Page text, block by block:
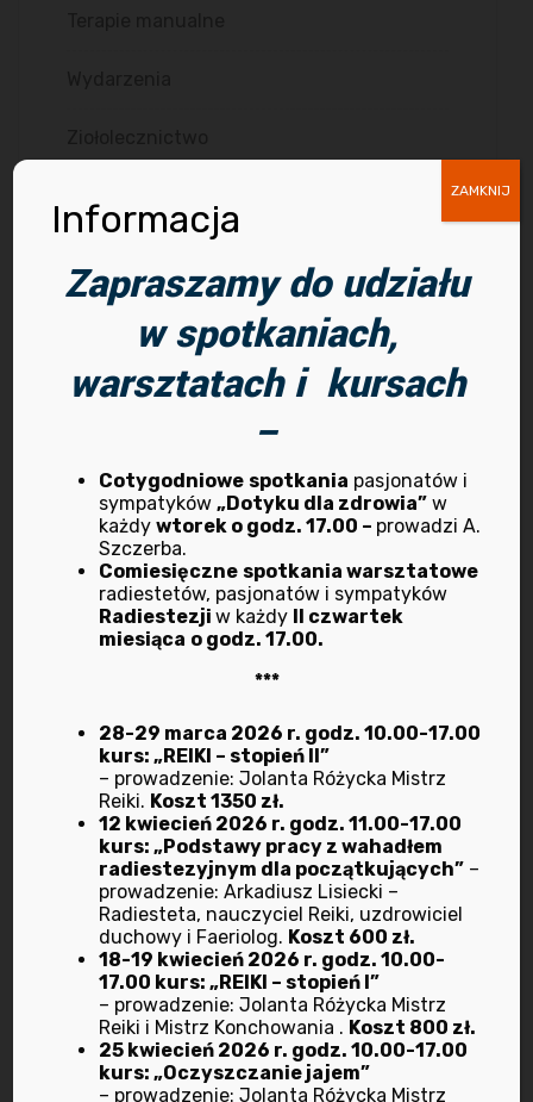
Archiwum
marzec 2025
październik 2024
wrzesień 2024
lipiec 2024
luty 2024
wrzesień 2023
lipiec 2023
maj 2023
marzec 2023
luty 2023
Informacja
Zapraszamy do udziału
w spotkaniach,
warsztatach i kursach
–
Cotygodniowe spotkania pasjonatów i
sympatyków„Dotyku dla zdrowia” w
każdywtorek o godz. 17.00 – prowadzi A.
Szczerba.
Comiesięczne spotkania warsztatowe
radiestetów, pasjonatów i sympatyków
Radiestezjiw każdy II czwartek
miesiąca o godz. 17.00.
***
28-29 marca 2026 r. godz. 10.00-17.00
kurs: „REIKI – stopień II”
– prowadzenie: Jolanta Różycka Mistrz
Reiki. Koszt 1350 zł.
12 kwiecień 2026 r. godz. 11.00-17.00
kurs: „Podstawy pracy z wahadłem
radiestezyjnym dla początkujących” –
prowadzenie: Arkadiusz Lisiecki –
Radiesteta, nauczyciel Reiki, uzdrowiciel
duchowy i Faeriolog. Koszt 600 zł.
18-19 kwiecień 2026 r. godz. 10.00-
17.00 kurs: „REIKI – stopień I”
– prowadzenie: Jolanta Różycka Mistrz
Reiki i Mistrz Konchowania . Koszt 800 zł.
25 kwiecień 2026 r. godz. 10.00-17.00
kurs: „Oczyszczanie jajem”
– prowadzenie: Jolanta Różycka Mistrz
ZAMKNIJ